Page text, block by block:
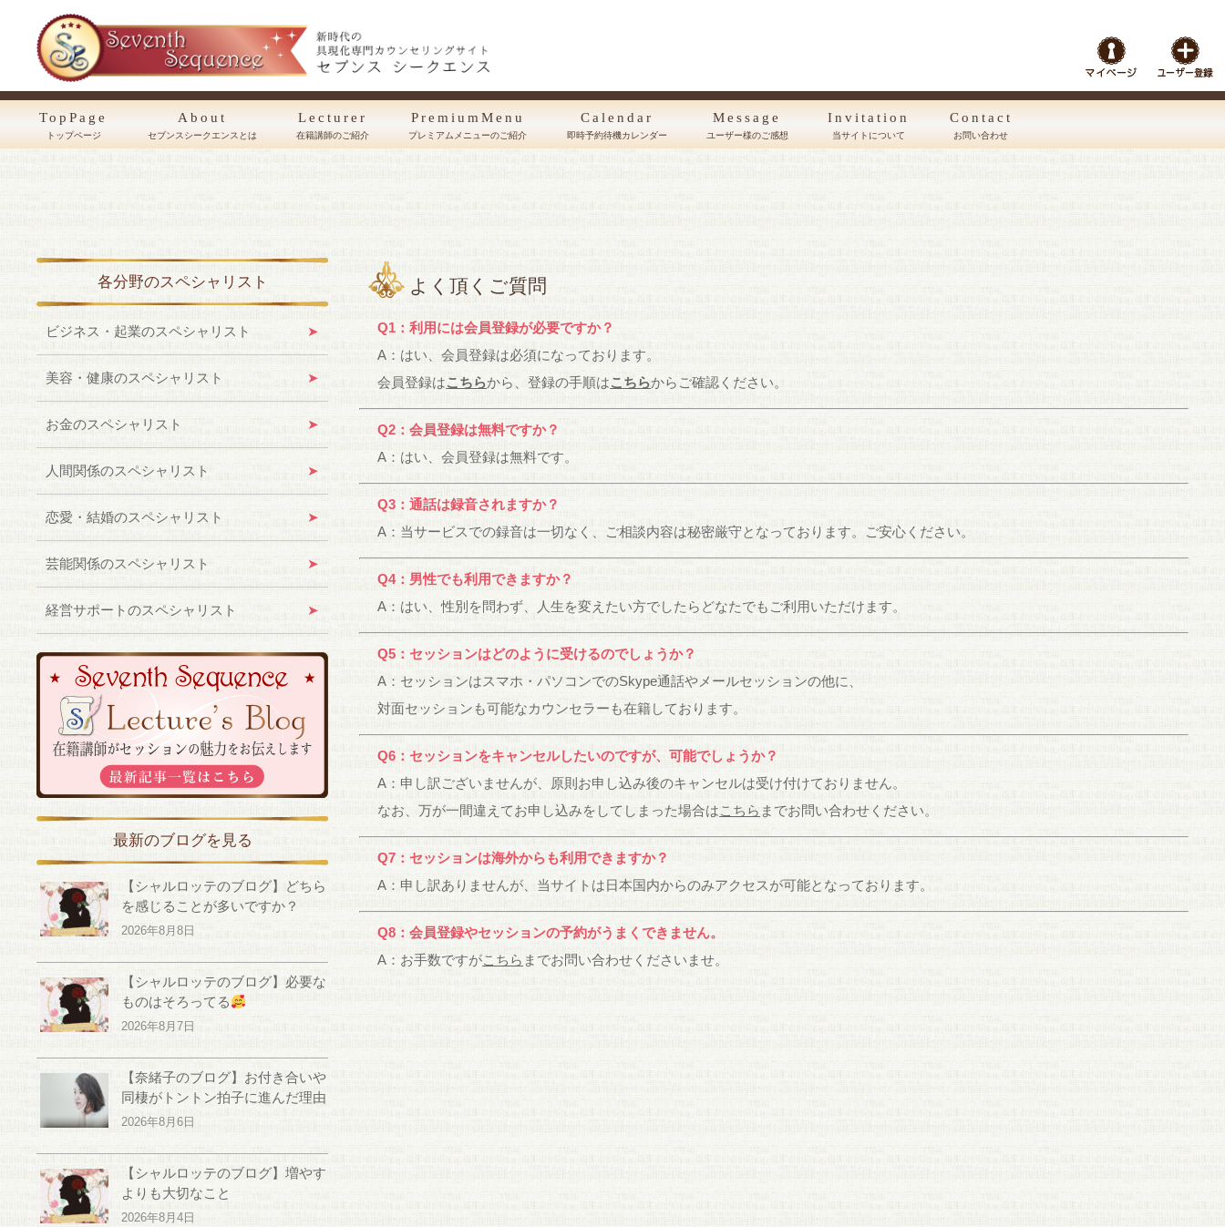
TopPage
トップページ
About
セブンスシークエンスとは
Lecturer
在籍講師のご紹介
PremiumMenu
プレミアムメニューのご紹介
Calendar
即時予約待機カレンダー
Message
ユーザー様のご感想
Invitation
当サイトについて
Contact
お問い合わせ
よく頂くご質問
Q1：利用には会員登録が必要ですか？
A：はい、会員登録は必須になっております。
会員登録はこちらから、登録の手順はこちらからご確認ください。
Q2：会員登録は無料ですか？
A：はい、会員登録は無料です。
Q3：通話は録音されますか？
A：当サービスでの録音は一切なく、ご相談内容は秘密厳守となっております。ご安心ください。
Q4：男性でも利用できますか？
A：はい、性別を問わず、人生を変えたい方でしたらどなたでもご利用いただけます。
Q5：セッションはどのように受けるのでしょうか？
A：セッションはスマホ・パソコンでのSkype通話やメールセッションの他に、
対面セッションも可能なカウンセラーも在籍しております。
Q6：セッションをキャンセルしたいのですが、可能でしょうか？
A：申し訳ございませんが、原則お申し込み後のキャンセルは受け付けておりません。
なお、万が一間違えてお申し込みをしてしまった場合はこちら までお問い合わせください。
Q7：セッションは海外からも利用できますか？
A：申し訳ありませんが、当サイトは日本国内からのみアクセスが可能となっております。
Q8：会員登録やセッションの予約がうまくできません。
A：お手数ですがこちら までお問い合わせくださいませ。
各分野のスペシャリスト
ビジネス・起業のスペシャリスト
美容・健康のスペシャリスト
お金のスペシャリスト
人間関係のスペシャリスト
恋愛・結婚のスペシャリスト
芸能関係のスペシャリスト
経営サポートのスペシャリスト
最新のブログを見る
【シャルロッテのブログ】どちら
を感じることが多いですか？
2026年8月8日
【シャルロッテのブログ】必要な
ものはそろってる
2026年8月7日
【奈緒子のブログ】お付き合いや
同棲がトントン拍子に進んだ理由
2026年8月6日
【シャルロッテのブログ】増やす
よりも大切なこと
2026年8月4日